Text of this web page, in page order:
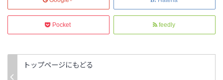
Pocket feedly
トップページにもどる